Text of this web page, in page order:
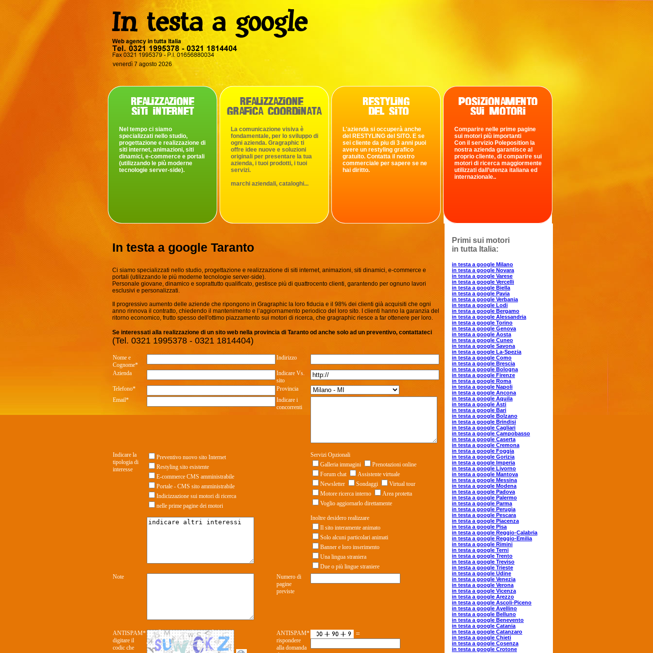
venerdì 7 agosto 2026
Nel tempo ci siamo
specializzati nello studio,
progettazione e realizzazione di
siti internet, animazioni, siti
dinamici, e-commerce e portali
(utilizzando le più moderne
tecnologie server-side).
La comunicazione visiva è
fondamentale, per lo sviluppo di
ogni azienda. Gragraphic ti
offre idee nuove e soluzioni
originali per presentare la tua
azienda, i tuoi prodotti, i tuoi
servizi.
marchi aziendali, cataloghi...
L'azienda si occuperà anche
del RESTYLING del SITO. E se
sei cliente da piu di 3 anni puoi
avere un restyling grafico
gratuito. Contatta il nostro
commerciale per sapere se ne
hai diritto.
Comparire nelle prime pagine
sui motori più importanti
Con il servizio Poleposition la
nostra azienda garantisce al
proprio cliente, di comparire sui
motori di ricerca maggiormente
utilizzati dall’utenza italiana ed
internazionale..
In testa a google Taranto
Ci siamo specializzati nello studio, progettazione e realizzazione di siti internet, animazioni, siti dinamici, e-commerce e
portali (utilizzando le più moderne tecnologie server-side).
Personale giovane, dinamico e soprattutto qualificato, gestisce più di quattrocento clienti, garantendo per ognuno lavori
esclusivi e personalizzati.
Il progressivo aumento delle aziende che ripongono in Gragraphic la loro fiducia e il 98% dei clienti già acquisiti che ogni
anno rinnova il contratto, chiedendo il mantenimento e l’aggiornamento periodico del loro sito. I clienti hanno la garanzia del
ritorno economico, frutto spesso dell'ottimo piazzamento sui motori di ricerca, che gragraphic riesce a far ottenere per loro.
Se interessati alla realizzazione di un sito web nella provincia di Taranto od anche solo ad un preventivo, contattateci
(Tel. 0321 1995378 - 0321 1814404)
Nome e
Cognome*
Indirizzo
Azienda
Indicare Vs.
sito
Telefono*
Provincia
Email*
Indicare i
concorrenti
Indicare la
tipologia di
interesse
Preventivo nuovo sito Internet
Restyling sito esistente
E-commerce CMS amministrabile
Portale - CMS sito amministrabile
Indicizzazione sui motori di ricerca
nelle prime pagine dei motori
Servizi Opzionali
Galleria immagini
Prenotazioni online
Forum chat
Assistente virtuale
Newsletter
Sondaggi
Virtual tour
Motore ricerca interno
Area protetta
Voglio aggiornarlo direttamente
Inoltre desidero realizzare
Il sito interamente animato
Solo alcuni particolari animati
Banner e loro inserimento
Una lingua straniera
Due o più lingue straniere
Note
Numero di
pagine
previste
ANTISPAM*
digitare il
codic che
ANTISPAM*
rispondere
alla domanda
=
Primi sui motori
in tutta Italia:
in testa a google Milano
in testa a google Novara
in testa a google Varese
in testa a google Vercelli
in testa a google Biella
in testa a google Pavia
in testa a google Verbania
in testa a google Lodi
in testa a google Bergamo
in testa a google Alessandria
in testa a google Torino
in testa a google Genova
in testa a google Aosta
in testa a google Cuneo
in testa a google Savona
in testa a google La-Spezia
in testa a google Como
in testa a google Brescia
in testa a google Bologna
in testa a google Firenze
in testa a google Roma
in testa a google Napoli
in testa a google Ancona
in testa a google Aquila
in testa a google Asti
in testa a google Bari
in testa a google Bolzano
in testa a google Brindisi
in testa a google Cagliari
in testa a google Campobasso
in testa a google Caserta
in testa a google Cremona
in testa a google Foggia
in testa a google Gorizia
in testa a google Imperia
in testa a google Livorno
in testa a google Mantova
in testa a google Messina
in testa a google Modena
in testa a google Padova
in testa a google Palermo
in testa a google Parma
in testa a google Perugia
in testa a google Pescara
in testa a google Piacenza
in testa a google Pisa
in testa a google Reggio-Calabria
in testa a google Reggio-Emilia
in testa a google Rimini
in testa a google Terni
in testa a google Trento
in testa a google Treviso
in testa a google Trieste
in testa a google Udine
in testa a google Venezia
in testa a google Verona
in testa a google Vicenza
in testa a google Arezzo
in testa a google Ascoli-Piceno
in testa a google Avellino
in testa a google Belluno
in testa a google Benevento
in testa a google Catania
in testa a google Catanzaro
in testa a google Chieti
in testa a google Cosenza
in testa a google Crotone